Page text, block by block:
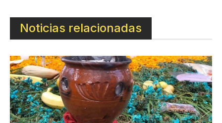
Noticias relacionadas